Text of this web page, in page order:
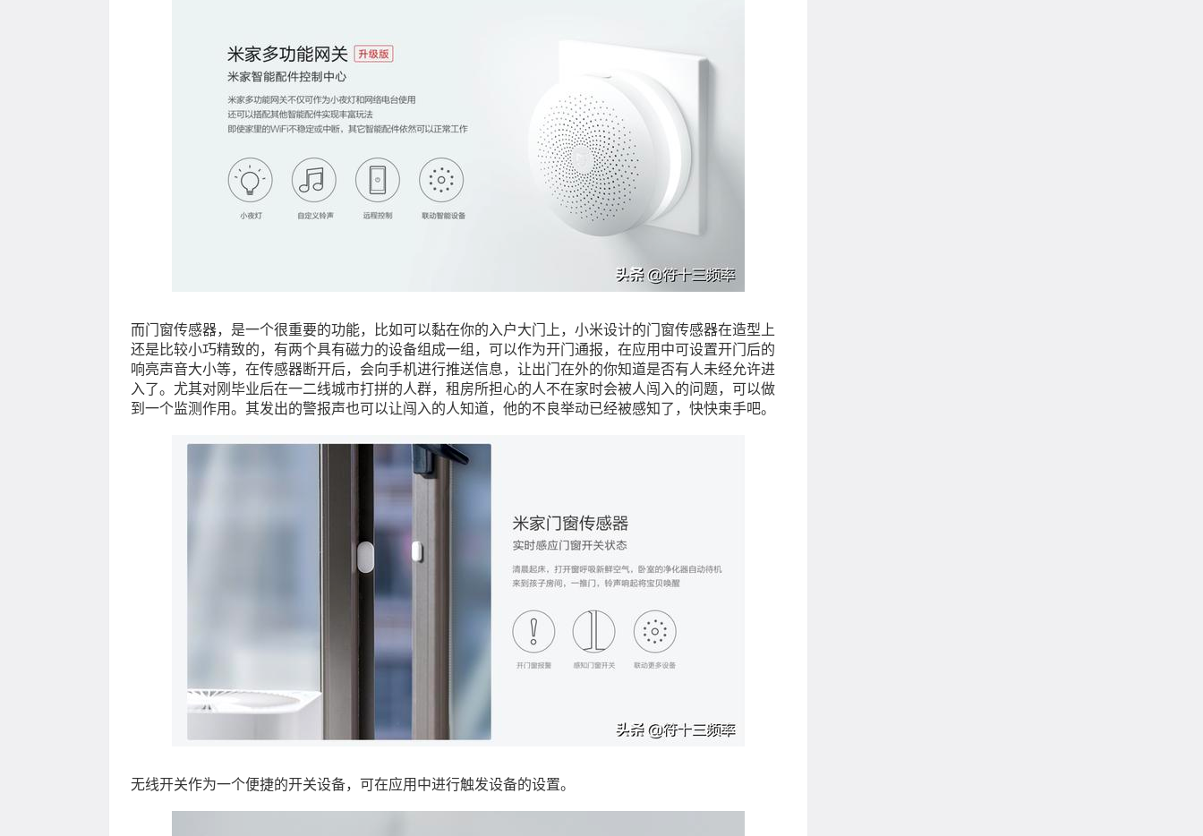
而门窗传感器，是一个很重要的功能，比如可以黏在你的入户大门上，小米设计的门窗传感器在造型上
还是比较小巧精致的，有两个具有磁力的设备组成一组，可以作为开门通报，在应用中可设置开门后的
响亮声音大小等，在传感器断开后，会向手机进行推送信息，让出门在外的你知道是否有人未经允许进
入了。尤其对刚毕业后在一二线城市打拼的人群，租房所担心的人不在家时会被人闯入的问题，可以做
到一个监测作用。其发出的警报声也可以让闯入的人知道，他的不良举动已经被感知了，快快束手吧。
无线开关作为一个便捷的开关设备，可在应用中进行触发设备的设置。